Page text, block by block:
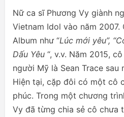
Nữ ca sĩ Phương Vy giành
Vietnam Idol vào năm
Album như “Lúc mới yêu”,
Dấu Yêu “, v.v. Năm 2015,
người Mỹ là Sean Trace sau
Hiện tại, cặp đôi có một cô
phúc. Trong một chương
Vy đã từng chia sẻ cô chưa